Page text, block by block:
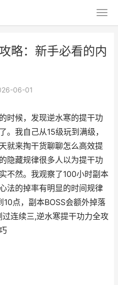
略：新手必看的内
06-01
时候，发现逆水寒的提干功
。我自己从15级玩到满级，
就来掏干货聊聊怎么高效提
隐藏规律很多人以为提干功
不然。我观察了100小时副本
法的掉率有明显的时间规律
点，副本BOSS会额外掉落
连续三,逆水寒提干功力全攻